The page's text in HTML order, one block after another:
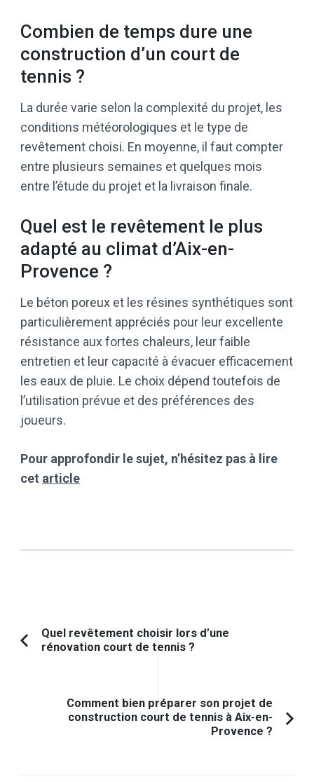
Combien de temps dure une
construction d’un court de
tennis ?
La durée varie selon la complexité du projet, les
conditions météorologiques et le type de
revêtement choisi. En moyenne, il faut compter
entre plusieurs semaines et quelques mois
entre l’étude du projet et la livraison finale.
Quel est le revêtement le plus
adapté au climat d’Aix-en-
Provence ?
Le béton poreux et les résines synthétiques sont
particulièrement appréciés pour leur excellente
résistance aux fortes chaleurs, leur faible
entretien et leur capacité à évacuer efficacement
les eaux de pluie. Le choix dépend toutefois de
l’utilisation prévue et des préférences des
joueurs.
Pour approfondir le sujet, n’hésitez pas à lire
cet article
Navigation
d'article
Article
Quel revêtement choisir lors d’une
rénovation court de tennis ?
Comment bien préparer son projet de
construction court de tennis à Aix-en-
Provence ?